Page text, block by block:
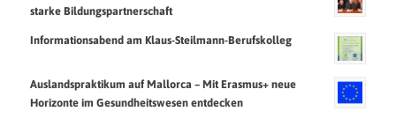
starke Bildungspartnerschaft
Informationsabend am Klaus-Steilmann-Berufskolleg
Auslandspraktikum auf Mallorca – Mit Erasmus+ neue
Horizonte im Gesundheitswesen entdecken